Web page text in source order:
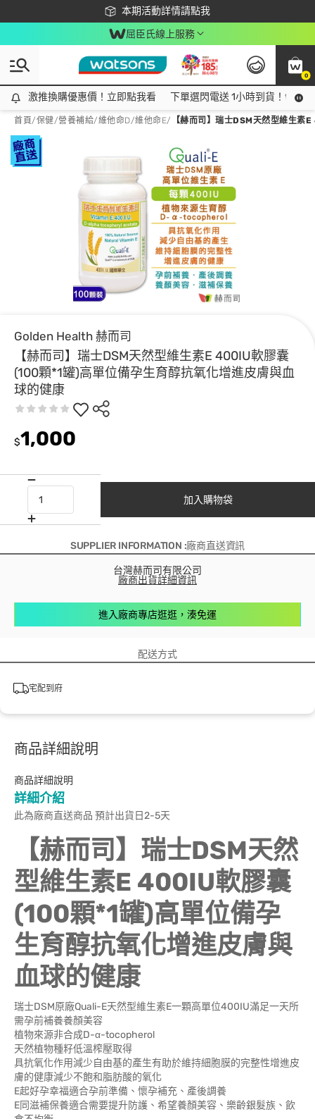
本期活動詳情請點我
下載app最高回饋$350
屈臣氏線上服務
0
激推換購優惠價！立即點我看
激推換購優惠價！立即點我看 下單選閃電送 1小時到貨！領神
首頁/保健/營養補給/維他命D/維他命E/ 【赫而司】瑞士DSM天然型維生
Golden Health 赫而司
【赫而司】瑞士DSM天然型維生素E 400IU軟膠囊
(100顆*1罐)高單位備孕生育醇抗氧化增進皮膚與血
球的健康
$1,000
加入購物袋
SUPPLIER INFORMATION :廠商直送資訊
台灣赫而司有限公司
廠商出貨詳細資訊
進入廠商專店逛逛，湊免運
配送方式
宅配到府
商品詳細說明
商品詳細說明
詳細介紹
此為廠商直送商品 預計出貨日2-5天
【赫而司】瑞士DSM天然
型維生素E 400IU軟膠囊
(100顆*1罐)高單位備孕
生育醇抗氧化增進皮膚與
血球的健康
瑞士DSM原廠Quali-E天然型維生素E一顆高單位400IU滿足一天所
需孕前補養養顏美容
植物來源非合成D-α-tocopherol
天然植物種籽低溫榨壓取得
具抗氧化作用減少自由基的產生有助於維持細胞膜的完整性增進皮
膚的健康減少不飽和脂肪酸的氧化
E起好孕幸福適合孕前準備、懷孕補充、產後調養
E同滋補保養適合需要提升防護、希望養顏美容、樂齡銀髮族、飲